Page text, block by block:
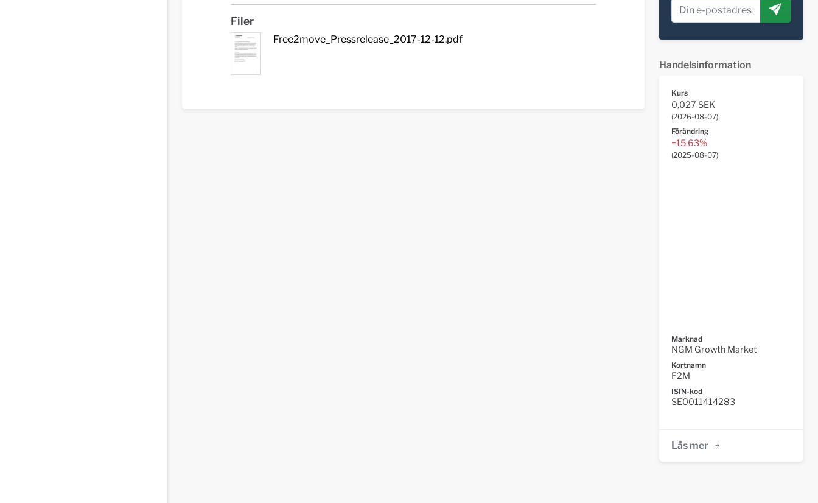
Filer
Free2move_Pressrelease_2017-12-12.pdf
Handelsinformation
Kurs
0,027 SEK
(2026-08-07)
Förändring
−15,63%
(2025-08-07)
Marknad
NGM Growth Market
Kortnamn
F2M
ISIN-kod
SE0011414283
Läs mer